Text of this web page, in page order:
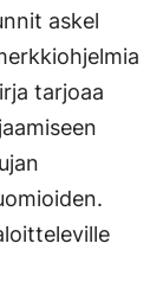
askel
tarjoaa